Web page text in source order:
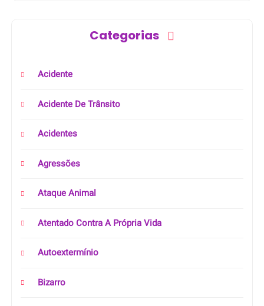
Categorias
Acidente
Acidente De Trânsito
Acidentes
Agressões
Ataque Animal
Atentado Contra A Própria Vida
Autoextermínio
Bizarro